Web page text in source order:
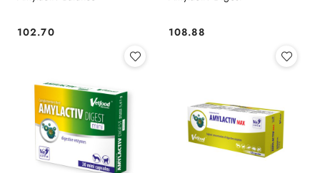
Cena:
102.70 Cena:
108.88